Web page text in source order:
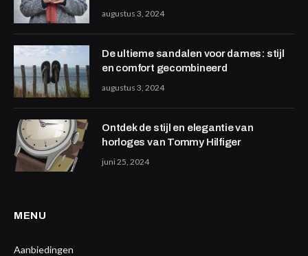
augustus 3, 2024
De ultieme sandalen voor dames: stijl
en comfort gecombineerd
augustus 3, 2024
Ontdek de stijl en elegantie van
horloges van Tommy Hilfiger
juni 25, 2024
MENU
Aanbiedingen